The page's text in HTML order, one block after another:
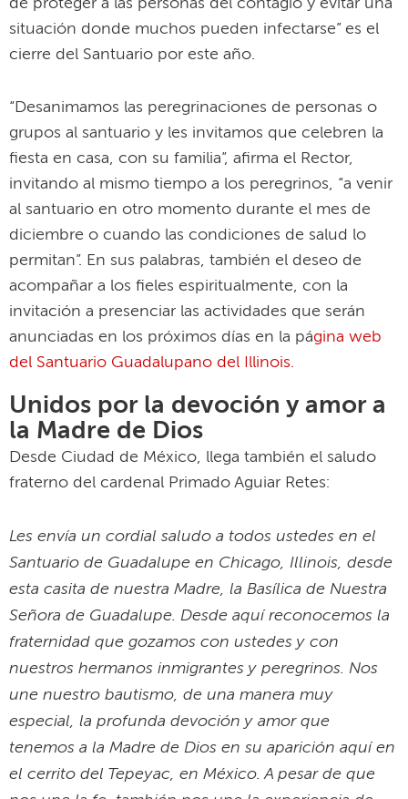
de proteger a las personas del contagio y evitar una
situación donde muchos pueden infectarse” es el
cierre del Santuario por este año.
“Desanimamos las peregrinaciones de personas o
grupos al santuario y les invitamos que celebren la
fiesta en casa, con su familia”, afirma el Rector,
invitando al mismo tiempo a los peregrinos, “a venir
al santuario en otro momento durante el mes de
diciembre o cuando las condiciones de salud lo
permitan”. En sus palabras, también el deseo de
acompañar a los fieles espiritualmente, con la
invitación a presenciar las actividades que serán
anunciadas en los próximos días en la página web
del Santuario Guadalupano del Illinois.
Unidos por la devoción y amor a
la Madre de Dios
Desde Ciudad de México, llega también el saludo
fraterno del cardenal Primado Aguiar Retes:
Les envía un cordial saludo a todos ustedes en el
Santuario de Guadalupe en Chicago, Illinois, desde
esta casita de nuestra Madre, la Basílica de Nuestra
Señora de Guadalupe. Desde aquí reconocemos la
fraternidad que gozamos con ustedes y con
nuestros hermanos inmigrantes y peregrinos. Nos
une nuestro bautismo, de una manera muy
especial, la profunda devoción y amor que
tenemos a la Madre de Dios en su aparición aquí en
el cerrito del Tepeyac, en México. A pesar de que